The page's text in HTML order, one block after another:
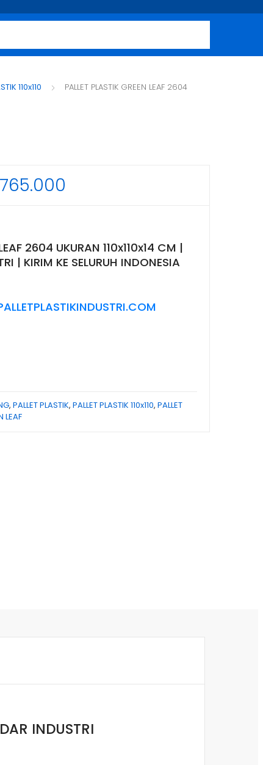
110x110
PALLET PLASTIK GREEN LEAF 2604
765.000
hingga
Rp765.000
2604 UKURAN 110x110x14 CM |
| KIRIM KE SELURUH INDONESIA
, PALLET PLASTIK, PALLET PLASTIK 110x110, PALLET
LEAF
INDUSTRI